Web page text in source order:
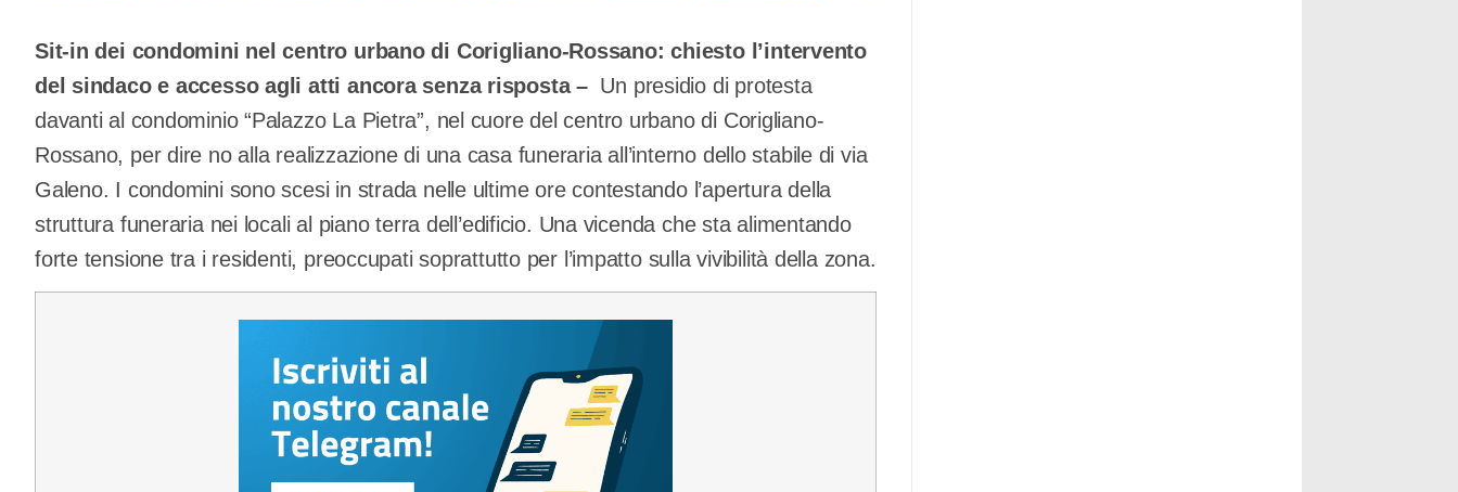
Sit-in dei condomini nel centro urbano di Corigliano-Rossano: chiesto l’intervento
del sindaco e accesso agli atti ancora senza risposta – Un presidio di protesta
davanti al condominio “Palazzo La Pietra”, nel cuore del centro urbano di Corigliano-
Rossano, per dire no alla realizzazione di una casa funeraria all’interno dello stabile di via
Galeno. I condomini sono scesi in strada nelle ultime ore contestando l’apertura della
struttura funeraria nei locali al piano terra dell’edificio. Una vicenda che sta alimentando
forte tensione tra i residenti, preoccupati soprattutto per l’impatto sulla vivibilità della zona.